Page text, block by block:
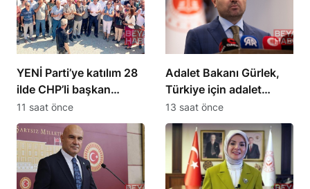
YENİ Parti’ye katılım 28
ilde CHP’li başkan
kalmadı
11 saat önce
Adalet Bakanı Gürlek,
Türkiye için adalet
sistemini geliştireceğiz
13 saat önce